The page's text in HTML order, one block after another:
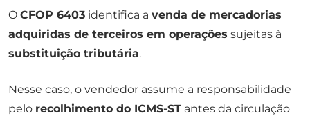
O CFOP 6403 identifica a venda de mercadorias
adquiridas de terceiros em operações sujeitas à
substituição tributária.
Nesse caso, o vendedor assume a responsabilidade
pelo recolhimento do ICMS-ST antes da circulação